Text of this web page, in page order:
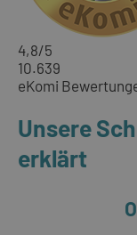
4,8/5
10.639
eKomi
Unsere
erklärt